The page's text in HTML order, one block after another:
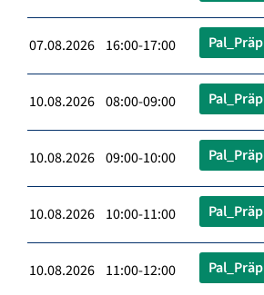
07.08.2026 16:00-17:00 Pal_Präp
10.08.2026 08:00-09:00 Pal_Präp
10.08.2026 09:00-10:00 Pal_Präp
10.08.2026 10:00-11:00 Pal_Präp
10.08.2026 11:00-12:00 Pal_Präp